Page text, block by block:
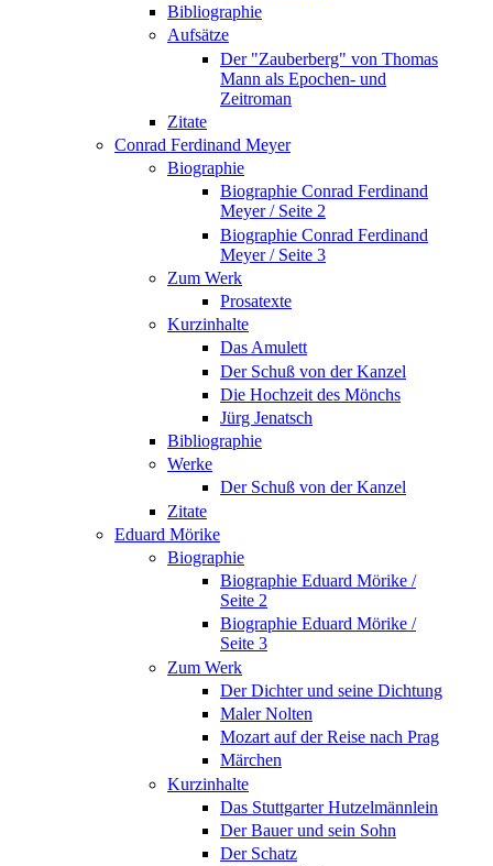
Bibliographie
Aufsätze
Der "Zauberberg" von Thomas
Mann als Epochen- und
Zeitroman
Zitate
Conrad Ferdinand Meyer
Biographie
Biographie Conrad Ferdinand
Meyer / Seite 2
Biographie Conrad Ferdinand
Meyer / Seite 3
Zum Werk
Prosatexte
Kurzinhalte
Das Amulett
Der Schuß von der Kanzel
Die Hochzeit des Mönchs
Jürg Jenatsch
Bibliographie
Werke
Der Schuß von der Kanzel
Zitate
Eduard Mörike
Biographie
Biographie Eduard Mörike /
Seite 2
Biographie Eduard Mörike /
Seite 3
Zum Werk
Der Dichter und seine Dichtung
Maler Nolten
Mozart auf der Reise nach Prag
Märchen
Kurzinhalte
Das Stuttgarter Hutzelmännlein
Der Bauer und sein Sohn
Der Schatz